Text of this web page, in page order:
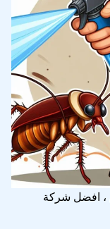
، افضل شركة